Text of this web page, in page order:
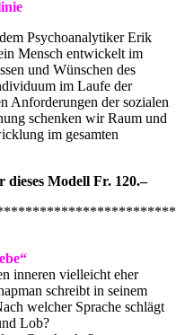
Psychoanalytiker Erik
Mensch entwickelt im
und Wünschen des
im Laufe der
Anforderungen der sozialen
schenken wir Raum und
im gesamten
dieses Modell Fr. 120.–
inneren vielleicht eher
schreibt in seinem
welcher Sprache schlägt
Lob?